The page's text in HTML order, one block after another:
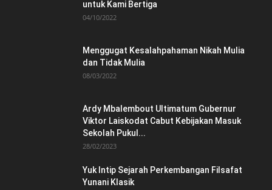
untuk Kami Bertiga
04/10/2022
Menggugat Kesalahpahaman Nikah Mulia
dan Tidak Mulia
08/03/2022
Ardy Mbalembout Ultimatum Gubernur
Viktor Laiskodat Cabut Kebijakan Masuk
Sekolah Pukul...
28/02/2023
Yuk Intip Sejarah Perkembangan Filsafat
Yunani Klasik